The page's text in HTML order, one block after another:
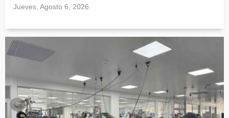
Jueves, Agosto 6, 2026